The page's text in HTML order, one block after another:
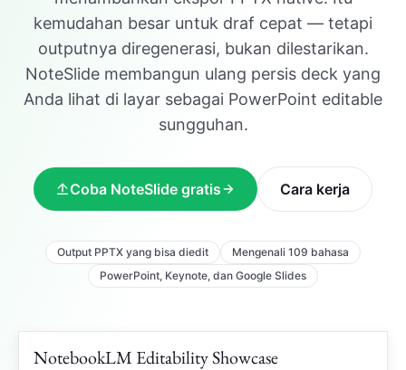
kemudahan besar untuk draf cepat — tetapi
outputnya diregenerasi, bukan dilestarikan.
NoteSlide membangun ulang persis deck yang
Anda lihat di layar sebagai PowerPoint editable
sungguhan.
Coba NoteSlide gratis Cara kerja
Output PPTX yang bisa diedit
Mengenali 109 bahasa
PowerPoint, Keynote, dan Google Slides
NOTEBOOKLM PDF
NotebookLM Editability Showcase